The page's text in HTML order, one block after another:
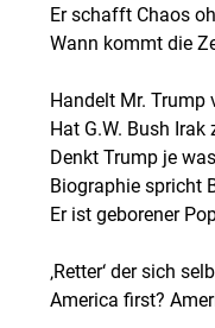
Er schafft Chaos
Wann kommt die
Handelt Mr. Trump
Hat G.W. Bush Irak
Denkt Trump je
Biographie spricht
Er ist geborener
‚Retter‘ der sich
America first?